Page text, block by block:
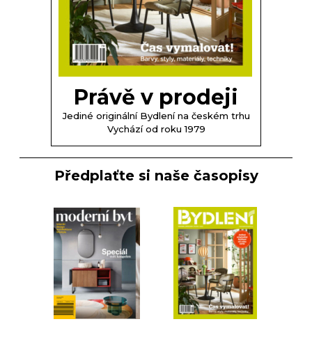
Právě v prodeji
Jediné originální Bydlení na českém trhu
Vychází od roku 1979
Předplaťte si naše časopisy